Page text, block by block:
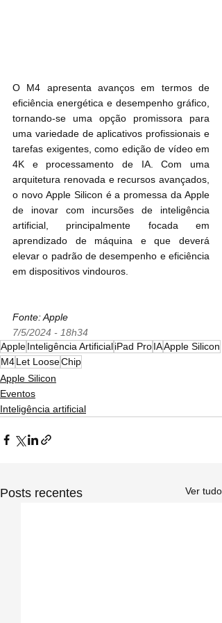
O M4 apresenta avanços em termos de
eficiência energética e desempenho gráfico,
tornando-se uma opção promissora para
uma variedade de aplicativos profissionais e
tarefas exigentes, como edição de vídeo em
4K e processamento de IA. Com uma
arquitetura renovada e recursos avançados,
o novo Apple Silicon é a promessa da Apple
de inovar com incursões de inteligência
artificial, principalmente focada em
aprendizado de máquina e que deverá
elevar o padrão de desempenho e eficiência
em dispositivos vindouros.
Fonte: Apple
7/5/2024 - 18h34
AppleInteligência ArtificialiPad ProIAApple Silicon
M4Let LooseChip
Apple Silicon
Eventos
Inteligência artificial
Posts recentes Ver tudo